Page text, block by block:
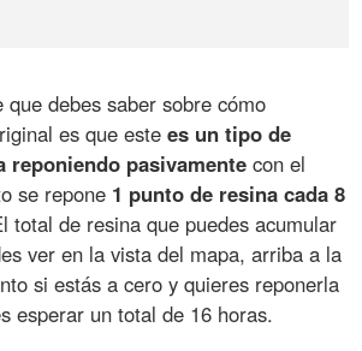
debes saber sobre cómo
es que estees un tipo de
reponiendo pasivamente con el
se repone 1 punto de resina cada 8
total de resina que puedes acumular
ver en la vista del mapa, arriba a la
si estás a cero y quieres reponerla
esperar un total de 16 horas.